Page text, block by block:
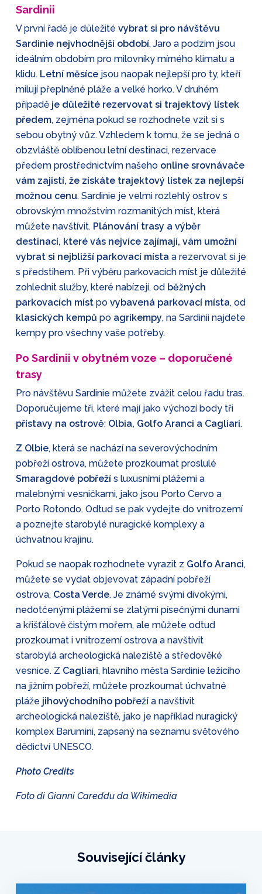
Sardinii
V první řadě je důležité vybrat si pro návštěvu
Sardinie nejvhodnější období. Jaro a podzim jsou
ideálním obdobím pro milovníky mírného klimatu a
klidu. Letní měsíce jsou naopak nejlepší pro ty, kteří
milují přeplněné pláže a velké horko. V druhém
případě je důležité rezervovat si trajektový lístek
předem, zejména pokud se rozhodnete vzít si s
sebou obytný vůz. Vzhledem k tomu, že se jedná o
obzvláště oblíbenou letní destinaci, rezervace
předem prostřednictvím našeho online srovnávače
vám zajistí, že získáte trajektový lístek za nejlepší
možnou cenu. Sardinie je velmi rozlehlý ostrov s
obrovským množstvím rozmanitých míst, která
můžete navštívit. Plánování trasy a výběr
destinací, které vás nejvíce zajímají, vám umožní
vybrat si nejbližší parkovací místa a rezervovat si je
s předstihem. Při výběru parkovacích míst je důležité
zohlednit služby, které nabízejí, od běžných
parkovacích míst po vybavená parkovací místa, od
klasických kempů po agrikempy, na Sardinii najdete
kempy pro všechny vaše potřeby.
Po Sardinii v obytném voze – doporučené
trasy
Pro návštěvu Sardinie můžete zvážit celou řadu tras.
Doporučujeme tři, které mají jako výchozí body tři
přístavy na ostrově: Olbia, Golfo Aranci a Cagliari.
Z Olbie, která se nachází na severovýchodním
pobřeží ostrova, můžete prozkoumat proslulé
Smaragdové pobřeží s luxusními plážemi a
malebnými vesničkami, jako jsou Porto Cervo a
Porto Rotondo. Odtud se pak vydejte do vnitrozemí
a poznejte starobylé nuragické komplexy a
úchvatnou krajinu.
Pokud se naopak rozhodnete vyrazit z Golfo Aranci,
můžete se vydat objevovat západní pobřeží
ostrova, Costa Verde. Je známé svými divokými,
nedotčenými plážemi se zlatými písečnými dunami
a křišťálově čistým mořem, ale můžete odtud
prozkoumat i vnitrozemí ostrova a navštívit
starobylá archeologická naleziště a středověké
vesnice. Z Cagliari, hlavního města Sardinie ležícího
na jižním pobřeží, můžete prozkoumat úchvatné
pláže jihovýchodního pobřeží a navštívit
archeologická naleziště, jako je například nuragický
komplex Barumini, zapsaný na seznamu světového
dědictví UNESCO.
Photo Credits
Foto di Gianni Careddu da Wikimedia
Související články